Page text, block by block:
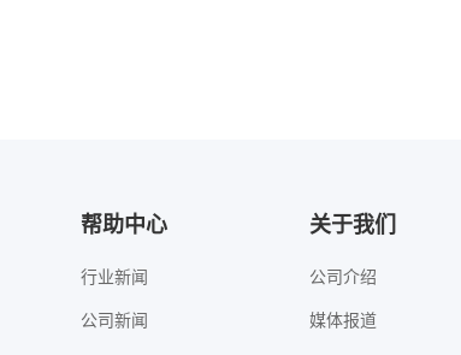
帮助中心
行业新闻
公司新闻
关于我们
公司介绍
媒体报道